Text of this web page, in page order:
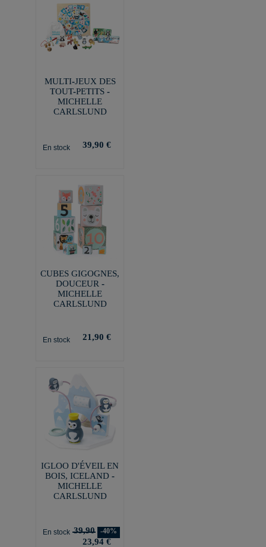
MULTI-JEUX DES
TOUT-PETITS -
MICHELLE
CARLSLUND
En stock 39,90 €
CUBES GIGOGNES,
DOUCEUR -
MICHELLE
CARLSLUND
En stock 21,90 €
IGLOO D'ÉVEIL EN
BOIS, ICELAND -
MICHELLE
CARLSLUND
En stock 39,90 -40%
23,94 €